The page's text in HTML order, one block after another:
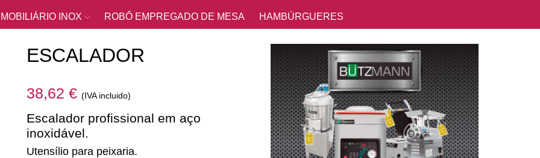
MOBILIÁRIO INOX ROBÔ EMPREGADO DE MESA HAMBÚRGUERES
ESCALADOR
38,62 € (IVA incluido)
Escalador profissional em aço
inoxidável.
Utensílio para peixaria.